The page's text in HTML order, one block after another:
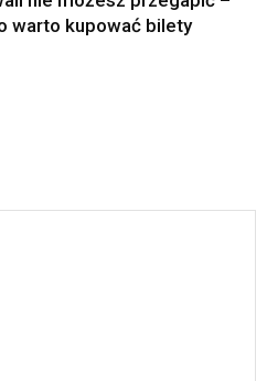
warto kupować bilety